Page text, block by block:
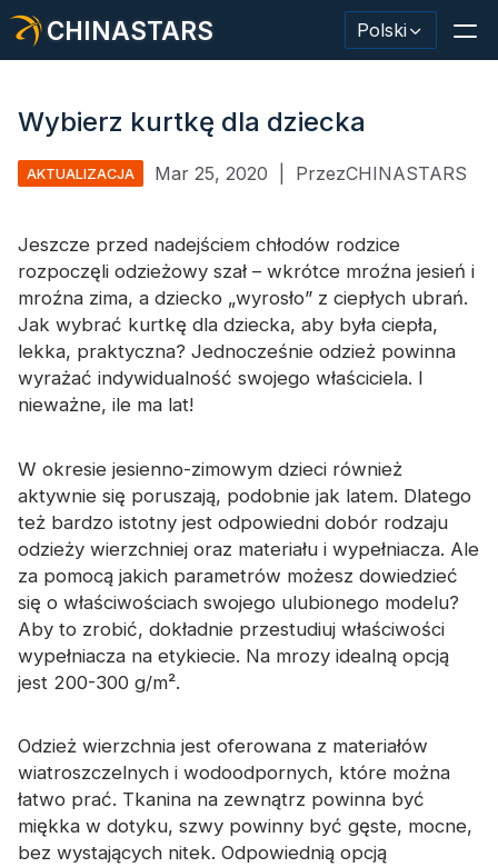
CHINASTARS Polski
Materiał odblaskowy/taśma
Modna tkanina odblaskowa
Odzież ochronna
Materiał świecący w ciemności
Przemysłowe mycie wykończeniowe
Informacje o CHINASTARS
Nowy produkt
Certyfikat
Katalog
Wideo
Kontakt
Wybierz kurtkę dla dziecka
AKTUALIZACJA Mar 25, 2020 PrzezCHINASTARS
Jeszcze przed nadejściem chłodów rodzice
rozpoczęli odzieżowy szał – wkrótce mroźna jesień i
mroźna zima, a dziecko „wyrosło” z ciepłych ubrań.
Jak wybrać kurtkę dla dziecka, aby była ciepła,
lekka, praktyczna? Jednocześnie odzież powinna
wyrażać indywidualność swojego właściciela. I
nieważne, ile ma lat!
W okresie jesienno-zimowym dzieci również
aktywnie się poruszają, podobnie jak latem. Dlatego
też bardzo istotny jest odpowiedni dobór rodzaju
odzieży wierzchniej oraz materiału i wypełniacza. Ale
za pomocą jakich parametrów możesz dowiedzieć
się o właściwościach swojego ulubionego modelu?
Aby to zrobić, dokładnie przestudiuj właściwości
wypełniacza na etykiecie. Na mrozy idealną opcją
jest 200-300 g/m².
Odzież wierzchnia jest oferowana z materiałów
wiatroszczelnych i wodoodpornych, które można
łatwo prać. Tkanina na zewnątrz powinna być
miękka w dotyku, szwy powinny być gęste, mocne,
bez wystających nitek. Odpowiednią opcją